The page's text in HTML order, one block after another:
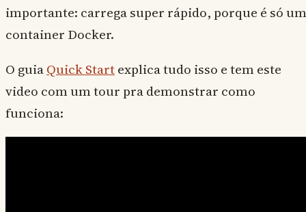
importante: carrega super rápido, porque é só um
container Docker.
O guiaQuick Startexplica tudo isso e tem este
video com um tour pra demonstrar como
funciona: